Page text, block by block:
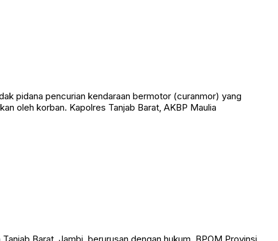
pidana pencurian kendaraan bermotor (curanmor) yang
oleh korban. Kapolres Tanjab Barat, AKBP Maulia
Barat, Jambi, berurusan dengan hukum. BPOM Provinsi